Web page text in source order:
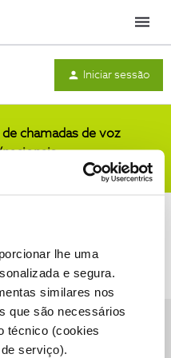
lhe uma
e segura.
similares nos
que são necessários
técnico (cookies
serviço).
Menu
Iniciar sessão
chamadas de voz
Accessibility statement